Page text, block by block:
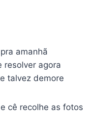
amanhã
resolver agora
talvez demore
cê recolhe as fotos